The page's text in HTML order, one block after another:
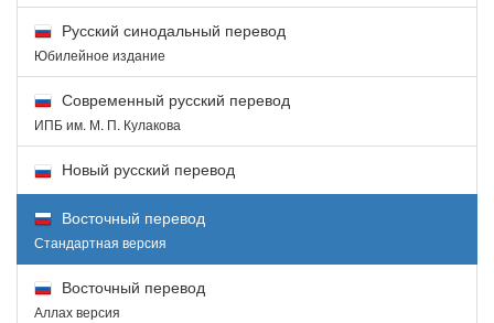
Русский синодальный перевод
Юбилейное издание
Современный русский перевод
ИПБ им. М. П. Кулакова
Новый русский перевод
Восточный перевод
Стандартная версия
Восточный перевод
Аллах версия